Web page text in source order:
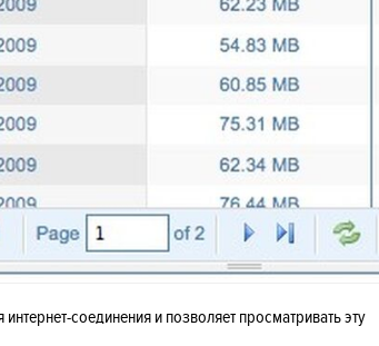
соединения и позволяет просматривать эту